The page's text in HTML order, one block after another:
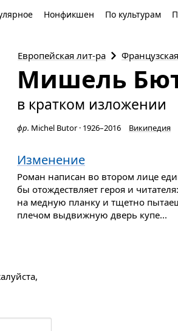
Нонфикшен По культурам
Европейская лит-ра Французская
Мишель
в кратком изложении
фр. Michel Butor· 1926–2016 Википедия
Изменение
Роман написан во втором лице
бы отождествляет героя и
на медную планку и тщетно
плечом выдвижную дверь купе...